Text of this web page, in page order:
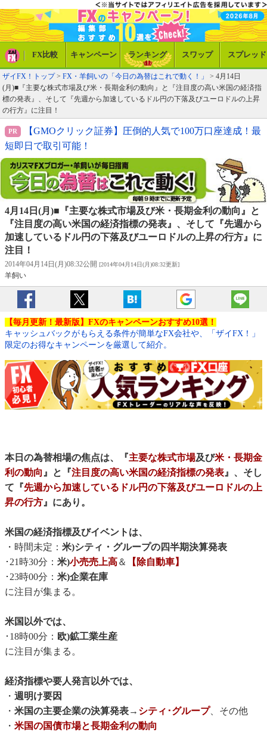
FX比較 キャンペーン ランキング スワップ スプレッド
ザイFX！トップ> FX・羊飼いの「今日の為替はこれで動く！」
> 4月14日
(月)■『主要な株式市場及び米・長期金利の動向』と『注目度の高い米国の経済指
標の発表』、そして『先週から加速しているドル円の下落及びユーロドルの上昇
の行方』に注目！
【GMOクリック証券】圧倒的人気で100万口座達成！最
短即日で取引可能！
4月14日(月)■『主要な株式市場及び米・長期金利の動向』と
『注目度の高い米国の経済指標の発表』、そして『先週から
加速しているドル円の下落及びユーロドルの上昇の行方』に
注目！
2014年04月14日(月)08:32公開 [2014年04月14日(月)08:32更新]
羊飼い
【毎月更新！最新版】FXのキャンペーンおすすめ10選！
キャッシュバックがもらえる条件が簡単なFX会社や、「ザイFX！」
限定のお得なキャンペーンを厳選して紹介。
本日の為替相場の焦点は、『主要な株式市場及び米・長期金
利の動向』と『注目度の高い米国の経済指標の発表』、そし
て『先週から加速しているドル円の下落及びユーロドルの上
昇の行方』にあり。
米国の経済指標及びイベントは、
・時間未定： 米)シティ・グループの四半期決算発表
･21時30分： 米)小売売上高＆
【除自動車】
･23時00分： 米)企業在庫
に注目が集まる。
米国以外では、
･18時00分： 欧)鉱工業生産
に注目が集まる。
経済指標や要人発言以外では、
・ 週明け要因
・ 米国の主要企業の決算発表→ シティ･グループ、その他
・ 米国の国債市場と長期金利の動向